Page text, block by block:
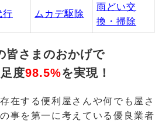
行 ムカデ駆除
雨どい交
換・掃除
皆さまのおかげで
度98.5%を実現！
在する便利屋さんや何でも屋さ
事を第一に考えている優良業者